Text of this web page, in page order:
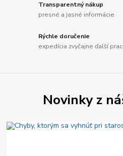
Transparentný nákup
presné a jasné informácie
Rýchle doručenie
expedícia zvyčajne ďalší
Novinky z